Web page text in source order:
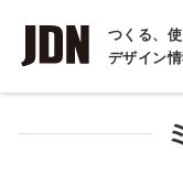
つくる、
デザイン
インタビュー